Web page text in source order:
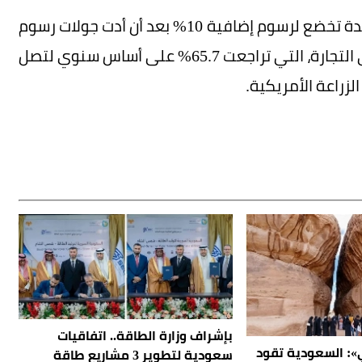
ولا تزال الواردات الزراعية الصينية من الولايات المتحدة تخضع لرسوم إضافية 10% بعد أن أدت جولات رسوم
جمركية متبادلة العام الماضي إلى انكماش حاد في التجارة، التي تراجعت 65.7% على أساس سنوي لتصل
السعودية تقود
بإشراف وزارة الطاقة.. اتفاقيات
سعودية لتطوير 3 مشاريع طاقة